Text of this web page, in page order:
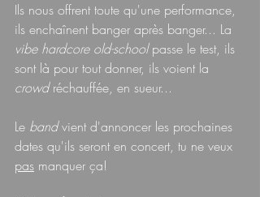
Ils nous offrent toute qu'une performance,
ils enchaînent banger après banger... La
vibe hardcore old-school passe le test, ils
sont là pour tout donner, ils voient la
crowd réchauffée, en sueur...
Le band vient d'annoncer les prochaines
dates qu'ils seront en concert, tu ne veux
pas manquer ça!